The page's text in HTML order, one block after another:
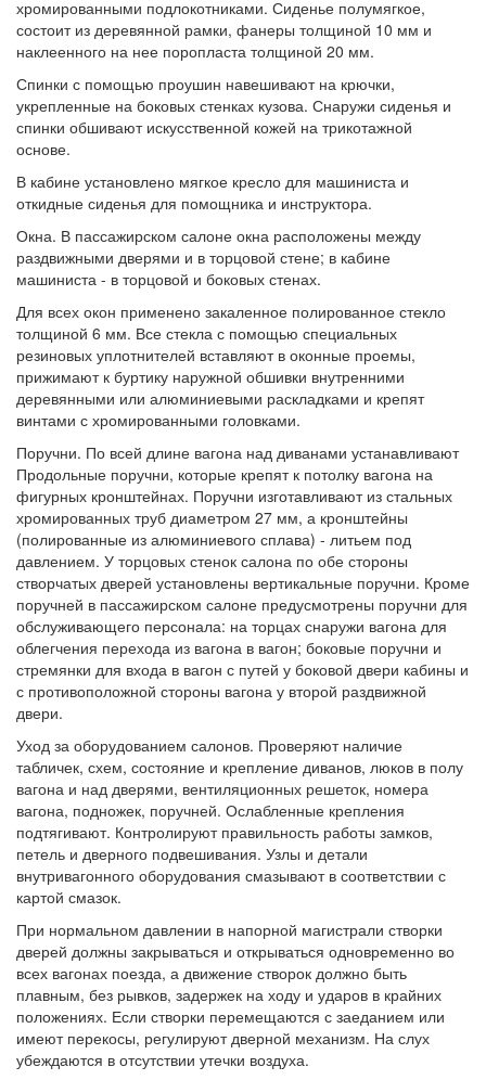
хромированными подлокотниками. Сиденье полумягкое,
состоит из деревянной рамки, фанеры толщиной 10 мм и
наклеенного на нее поропласта толщиной 20 мм.
Спинки с помощью проушин навешивают на крючки,
укрепленные на боковых стенках кузова. Снаружи сиденья и
спинки обшивают искусственной кожей на трикотажной
основе.
В кабине установлено мягкое кресло для машиниста и
откидные сиденья для помощника и инструктора.
Окна. В пассажирском салоне окна расположены между
раздвижными дверями и в торцовой стене; в кабине
машиниста - в торцовой и боковых стенах.
Для всех окон применено закаленное полированное стекло
толщиной 6 мм. Все стекла с помощью специальных
резиновых уплотнителей вставляют в оконные проемы,
прижимают к буртику наружной обшивки внутренними
деревянными или алюминиевыми раскладками и крепят
винтами с хромированными головками.
Поручни. По всей длине вагона над диванами устанавливают
Продольные поручни, которые крепят к потолку вагона на
фигурных кронштейнах. Поручни изготавливают из стальных
хромированных труб диаметром 27 мм, а кронштейны
(полированные из алюминиевого сплава) - литьем под
давлением. У торцовых стенок салона по обе стороны
створчатых дверей установлены вертикальные поручни. Кроме
поручней в пассажирском салоне предусмотрены поручни для
обслуживающего персонала: на торцах снаружи вагона для
облегчения перехода из вагона в вагон; боковые поручни и
стремянки для входа в вагон с путей у боковой двери кабины и
с противоположной стороны вагона у второй раздвижной
двери.
Уход за оборудованием салонов. Проверяют наличие
табличек, схем, состояние и крепление диванов, люков в полу
вагона и над дверями, вентиляционных решеток, номера
вагона, подножек, поручней. Ослабленные крепления
подтягивают. Контролируют правильность работы замков,
петель и дверного подвешивания. Узлы и детали
внутривагонного оборудования смазывают в соответствии с
картой смазок.
При нормальном давлении в напорной магистрали створки
дверей должны закрываться и открываться одновременно во
всех вагонах поезда, а движение створок должно быть
плавным, без рывков, задержек на ходу и ударов в крайних
положениях. Если створки перемещаются с заеданием или
имеют перекосы, регулируют дверной механизм. На слух
убеждаются в отсутствии утечки воздуха.